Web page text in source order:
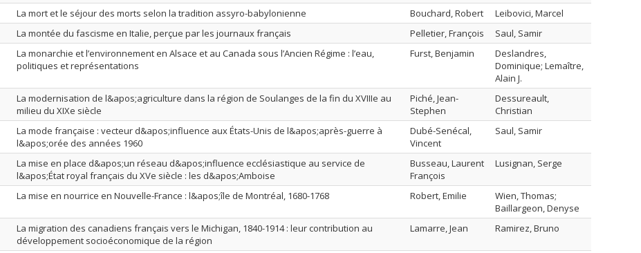
La mort et le séjour des morts selon la tradition assyro-babylonienne Bouchard, Robert
Leibovici, Marcel
La montée du fascisme en Italie, perçue par les journaux français Pelletier, François
Saul, Samir
La monarchie et l’environnement en Alsace et au Canada sous l’Ancien Régime : l’eau,
politiques et représentations
Furst, Benjamin
Deslandres,
Dominique; Lemaître,
Alain J.
La modernisation de l&apos;agriculture dans la région de Soulanges de la fin du XVIIIe au
milieu du XIXe siècle
Piché, Jean-
Stephen
Dessureault,
Christian
La mode française : vecteur d&apos;influence aux États-Unis de l&apos;après-guerre à
l&apos;orée des années 1960
Dubé-Senécal,
Vincent
Saul, Samir
La mise en place d&apos;un réseau d&apos;influence ecclésiastique au service de
l&apos;État royal français du XVe siècle : les d&apos;Amboise
Busseau, Laurent
François
Lusignan, Serge
La mise en nourrice en Nouvelle-France : l&apos;île de Montréal, 1680-1768 Robert, Emilie
Wien, Thomas;
Baillargeon, Denyse
La migration des canadiens français vers le Michigan, 1840-1914 : leur contribution au
développement socioéconomique de la région
Lamarre, Jean Ramirez, Bruno